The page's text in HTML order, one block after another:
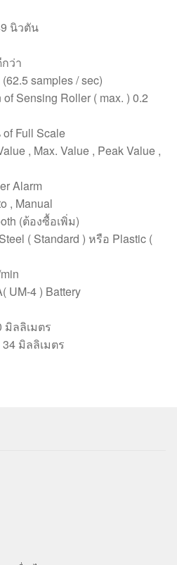
นิวตัน
ว่า
samples / sec)
Sensing Roller ( max. ) 0.2
Full Scale
, Max. Value , Peak Value ,
Alarm
, Manual
(ต้องซื้อเพิ่ม)
( Standard ) หรือ Plastic (
UM-4 ) Battery
มิลลิเมตร
มิลลิเมตร